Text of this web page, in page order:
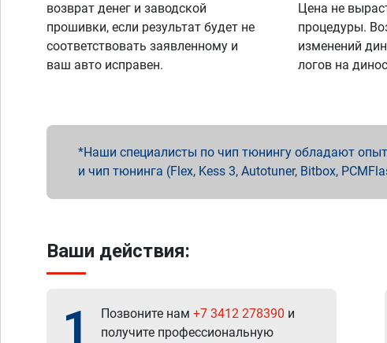
возврат денег и заводской
прошивки, если результат будет не
соответствовать заявленному и
ваш авто исправен.
Цена не
процедуры.
изменений
логов на
Наши специалисты по чип тюнингу обладают
и чип тюнинга (Flex, Kess 3, Autotuner, Bitbox,
Ваши действия:
1 Позвоните нам +7 3412 278390 и
получите профессиональную